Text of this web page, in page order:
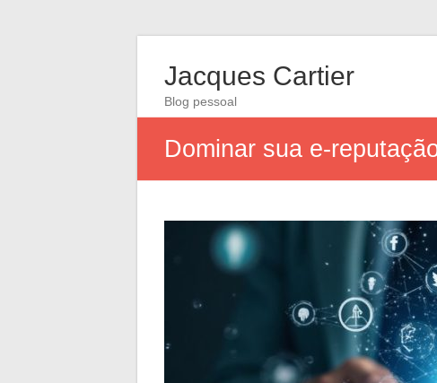
Jacques Cartier
Blog pessoal
Dominar sua e-